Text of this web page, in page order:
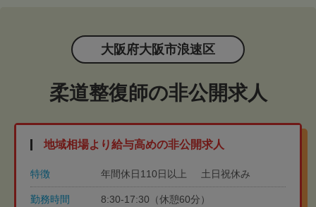
大阪府大阪市浪速区
柔道整復師の非公開求人
地域相場より給与高めの非公開求人
特徴 年間休日110日以上 土日祝休み
勤務時間 8:30-17:30（休憩60分）